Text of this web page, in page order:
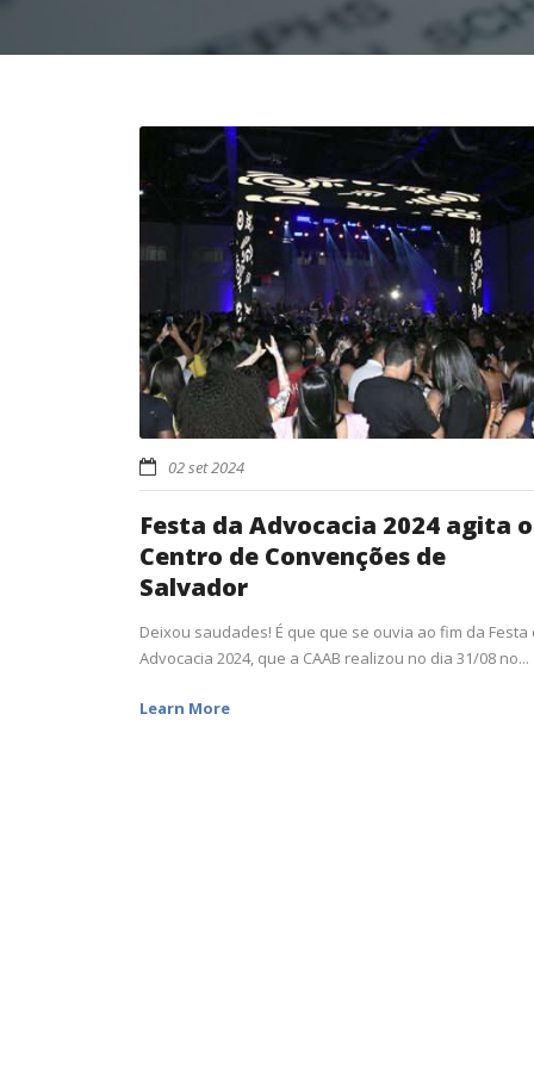
02 set 2024
Festa da Advocacia 2024 agita o
Centro de Convenções de
Salvador
Deixou saudades! É que que se ouvia ao fim da Festa
Advocacia 2024, que a CAAB realizou no dia 31/08 no...
Learn More